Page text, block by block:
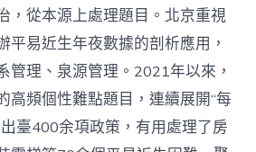
，從本源上處理題目。北京重視
平易近生年夜數據的剖析應用，
管理、泉源管理。2021年以來，
高頻個性難點題目，連續展開“每
臺400余項政策，有用處理了房